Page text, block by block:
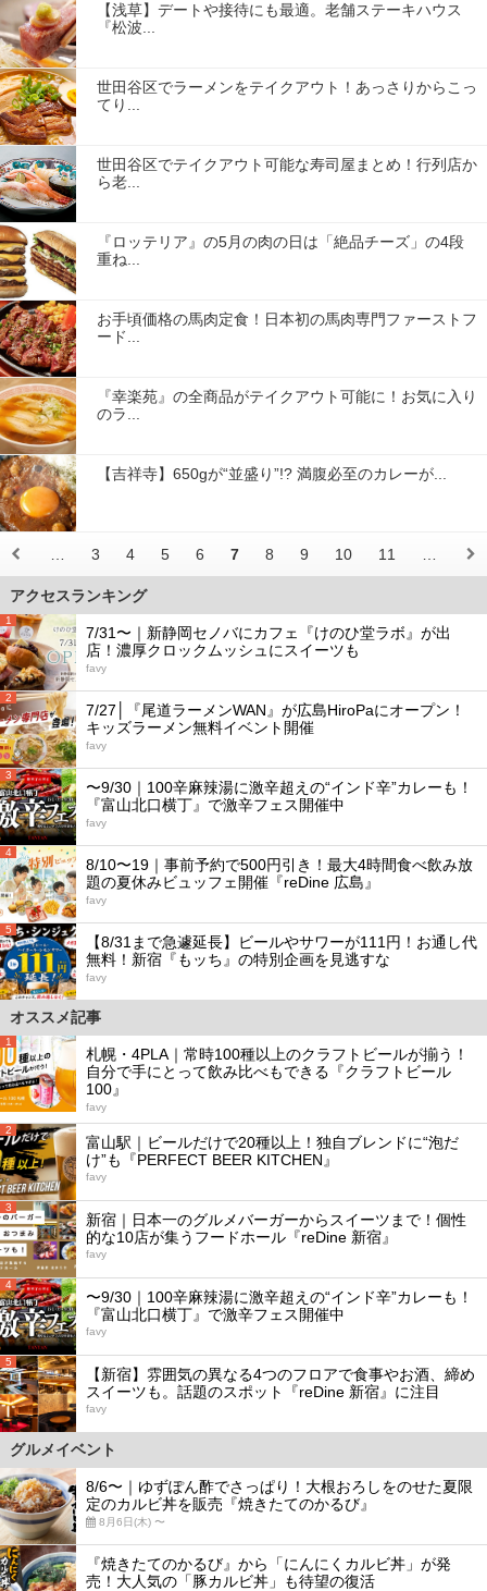
【浅草】デートや接待にも最適。老舗ステーキハウス
『松波...
世田谷区でラーメンをテイクアウト！あっさりからこっ
てり...
世田谷区でテイクアウト可能な寿司屋まとめ！行列店か
ら老...
『ロッテリア』の5月の肉の日は「絶品チーズ」の4段
重ね...
お手頃価格の馬肉定食！日本初の馬肉専門ファーストフ
ード...
『幸楽苑』の全商品がテイクアウト可能に！お気に入り
のラ...
【吉祥寺】650gが“並盛り”!? 満腹必至のカレーが...
… 3 4 5 6 7 8 9 10 11 …
アクセスランキング
1
7/31〜｜新静岡セノバにカフェ『けのひ堂ラボ』が出
店！濃厚クロックムッシュにスイーツも
favy
2
7/27│『尾道ラーメンWAN』が広島HiroPaにオープン！
キッズラーメン無料イベント開催
favy
3
〜9/30｜100辛麻辣湯に激辛超えの“インド辛”カレーも！
『富山北口横丁』で激辛フェス開催中
favy
4
8/10〜19｜事前予約で500円引き！最大4時間食べ飲み放
題の夏休みビュッフェ開催『reDine 広島』
favy
5
【8/31まで急遽延長】ビールやサワーが111円！お通し代
無料！新宿『もッち』の特別企画を見逃すな
favy
オススメ記事
1
札幌・4PLA｜常時100種以上のクラフトビールが揃う！
自分で手にとって飲み比べもできる『クラフトビール
100』
favy
2
富山駅｜ビールだけで20種以上！独自ブレンドに“泡だ
け”も『PERFECT BEER KITCHEN』
favy
3
新宿｜日本一のグルメバーガーからスイーツまで！個性
的な10店が集うフードホール『reDine 新宿』
favy
4
〜9/30｜100辛麻辣湯に激辛超えの“インド辛”カレーも！
『富山北口横丁』で激辛フェス開催中
favy
5
【新宿】雰囲気の異なる4つのフロアで食事やお酒、締め
スイーツも。話題のスポット『reDine 新宿』に注目
favy
グルメイベント
8/6〜｜ゆずぽん酢でさっぱり！大根おろしをのせた夏限
定のカルビ丼を販売『焼きたてのかるび』
8月6日(木) 〜
『焼きたてのかるび』から「にんにくカルビ丼」が発
売！大人気の「豚カルビ丼」も待望の復活